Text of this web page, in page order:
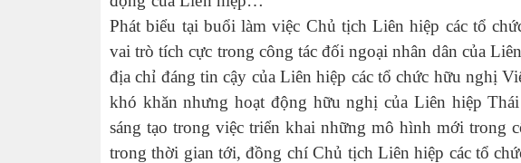
Phát biểu tại buổi làm việc Chủ tịch Liên hiệp các tổ
vai trò tích cực trong công tác đối ngoại nhân dân của
địa chỉ đáng tin cậy của Liên hiệp các tổ chức hữu nghị
khó khăn nhưng hoạt động hữu nghị của Liên hiệp
sáng tạo trong việc triển khai những mô hình mới trong
trong thời gian tới, đồng chí Chủ tịch Liên hiệp các tổ